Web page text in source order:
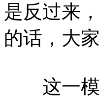
是反过来
的话，大
这一模